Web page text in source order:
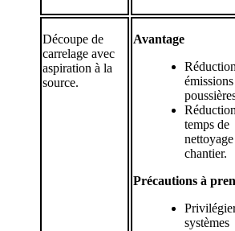
Découpe de
carrelage avec
aspiration à la
source.
Avantage
temps de
chantier.
Précautions à
systèmes